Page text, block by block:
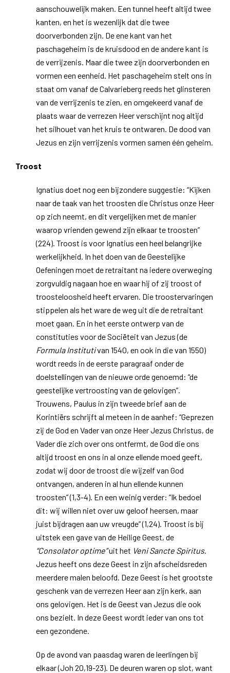
aanschouwelijk maken. Een tunnel heeft altijd twee
kanten, en het is wezenlijk dat die twee
doorverbonden zijn. De ene kant van het
paschageheim is de kruisdood en de andere kant is
de verrijzenis. Maar die twee zijn doorverbonden en
vormen een eenheid. Het paschageheim stelt ons in
staat om vanaf de Calvarieberg reeds het glinsteren
van de verrijzenis te zien, en omgekeerd vanaf de
plaats waar de verrezen Heer verschijnt nog altijd
het silhouet van het kruis te ontwaren. De dood van
Jezus en zijn verrijzenis vormen samen één geheim.
Troost
Ignatius doet nog een bijzondere suggestie: “Kijken
naar de taak van het troosten die Christus onze Heer
op zich neemt, en dit vergelijken met de manier
waarop vrienden gewend zijn elkaar te troosten”
(224). Troost is voor Ignatius een heel belangrijke
werkelijkheid. In het doen van de Geestelijke
Oefeningen moet de retraitant na iedere overweging
zorgvuldig nagaan hoe en waar hij of zij troost of
troosteloosheid heeft ervaren. Die troostervaringen
stippelen als het ware de weg uit die de retraitant
moet gaan. En in het eerste ontwerp van de
constituties voor de Sociëteit van Jezus (de
Formula Institutivan 1540, en ook in die van 1550)
wordt reeds in de eerste paragraaf onder de
doelstellingen van de nieuwe orde genoemd: “de
geestelijke vertroosting van de gelovigen”.
Trouwens, Paulus in zijn tweede brief aan de
Korintiërs schrijft al meteen in de aanhef: “Geprezen
zij de God en Vader van onze Heer Jezus Christus, de
Vader die zich over ons ontfermt, de God die ons
altijd troost en ons in al onze ellende moed geeft,
zodat wij door de troost die wijzelf van God
ontvangen, anderen in al hun ellende kunnen
troosten” (1,3-4). En een weinig verder: “Ik bedoel
dit: wij willen niet over uw geloof heersen, maar
juist bijdragen aan uw vreugde” (1,24). Troost is bij
uitstek een gave van de Heilige Geest, de
“Consolator optime”uit het Veni Sancte Spiritus.
Jezus heeft ons deze Geest in zijn afscheidsreden
meerdere malen beloofd. Deze Geest is het grootste
geschenk van de verrezen Heer aan zijn kerk, aan
ons gelovigen. Het is de Geest van Jezus die ook
ons bezielt. In deze Geest wordt ieder van ons tot
een gezondene.
Op de avond van paasdag waren de leerlingen bij
elkaar (Joh 20,19-23). De deuren waren op slot, want